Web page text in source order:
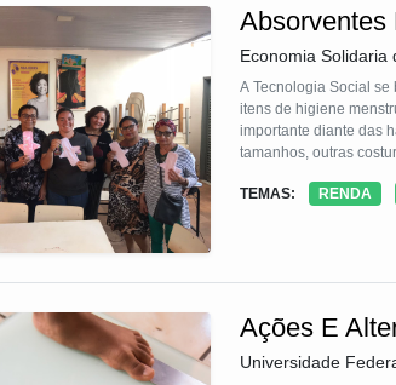
Absorventes
Economia Solidaria
A Tecnologia Social se
itens de higiene
importante diante das
tamanhos, outras
É Ambientalmente
Além disso, possui
TEMAS: RENDA
Ações E
Universidade